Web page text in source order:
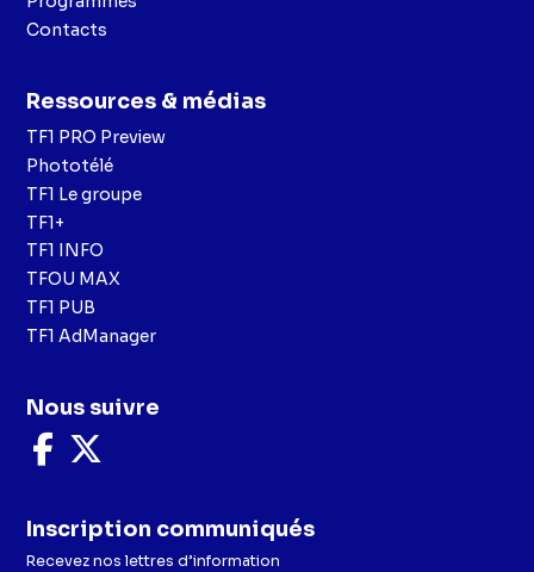
Contacts
Ressources & médias
TF1 PRO Preview
Phototélé
TF1 Le groupe
TF1+
TF1 INFO
TFOU MAX
TF1 PUB
TF1 AdManager
Nous suivre
Nous
suivre
Facebook
X
Inscription communiqués
Recevez nos lettres d’information